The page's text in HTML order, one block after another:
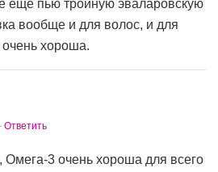
еще пью тройную эваларовскую
вообще и для волос, и для
очень хороша.
Ответить
Омега-3 очень хороша для всего